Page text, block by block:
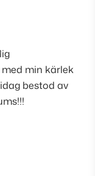
min kärlek
bestod av